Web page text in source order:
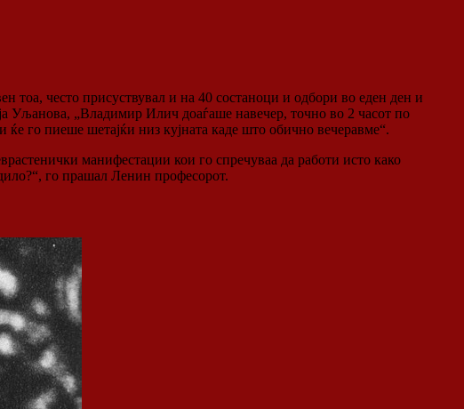
често присуствувал и на 40 состаноци и одбори во еден ден и
Уљанова, „Владимир Илич доаѓаше навечер, точно во 2 часот по
го пиеше шетајќи низ кујната каде што обично вечеравме“.
манифестации кои го спречуваа да работи исто како
го прашал Ленин професорот.